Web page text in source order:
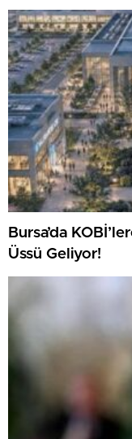
Bursa’da
Üssü Geliyor!